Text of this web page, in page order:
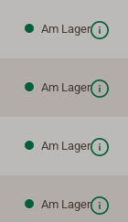
Am Lager
Am Lager
Am Lager
Am Lager